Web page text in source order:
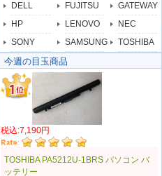
DELL
FUJITSU
GATEWAY
HP
LENOVO
NEC
SONY
SAMSUNG TOSHIBA
今週の目玉商品
税込:7,190円
TOSHIBA PA5212U-1BRS パソコン バ
ッテリー